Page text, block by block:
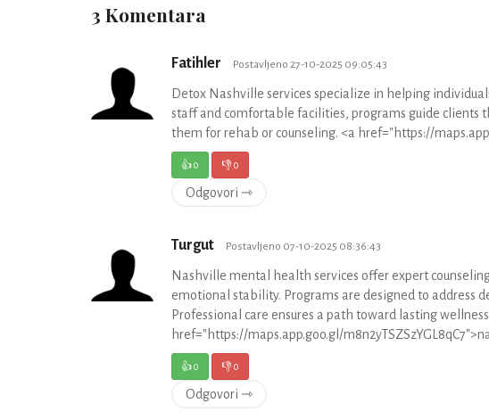
3 Komentara
Fatihler Postavljeno 27-10-2025 09:05:43
Detox Nashville services specialize in helping
staff and comfortable facilities, programs guide clients
them for rehab or counseling. <a href="https://
👍0 👎0
Odgovori ⇾
Turgut Postavljeno 07-10-2025 08:36:43
Nashville mental health services offer expert
emotional stability. Programs are designed to address
Professional care ensures a path toward lasting
href="https://maps.app.goo.gl/
👍0 👎0
Odgovori ⇾